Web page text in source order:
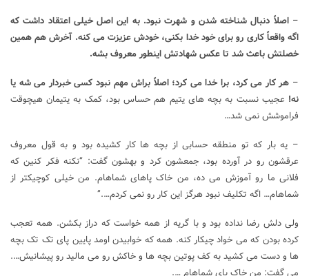
–اصلاً دنبال شناخته شدن و شهرت نبود. به این اصل خیلی اعتقاد داشت که
اگه واقعاً کاری رو برای خود خدا بکنی، خودش عزیزت می کنه. آخرش هم همین
خصلتش باعث شد تا عکس شهادتش اینطور معروف بشه.
– هر کار می کرد، برا خدا می کرد؛ اصلاً براش مهم نبود کسی خبردار می شه یا
نه! عجیب نسبت به بچه های یتیم هم حساس بود، کمک به یتیمان هیچوقت
فراموشش نمی شد…
– یه بار که تو منطقه حسابی از بچه ها کار کشیده بود و به قول معروف
عرقشون رو در آورده بود، جمعشون کرد و بهشون گفت: “نکنه فکر کنین که
فلانی ما رو آموزش می ده، من خاک پاهای شماهام. من خیلی کوچیکتر از
شماهام… اگه تکلیف نبود هرگز این کار رو نمی کردم….”
ولی دلش رضا نداده بود و با گریه از همه خواست که دراز بکشن. همه تعجب
کرده بودن که می خواد چیکار کنه. همه که خوابیدن اومد پایین پای تک تک بچه
ها و دست می کشید به کف پوتین بچه ها و خاکش رو می مالید رو پیشانیش….
می گفت: من خاک پای شماهام ….